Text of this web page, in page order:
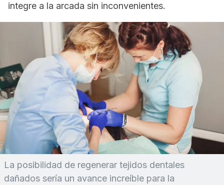
integre a la arcada sin inconvenientes.
La posibilidad de regenerar tejidos dentales
dañados sería un avance increíble para la